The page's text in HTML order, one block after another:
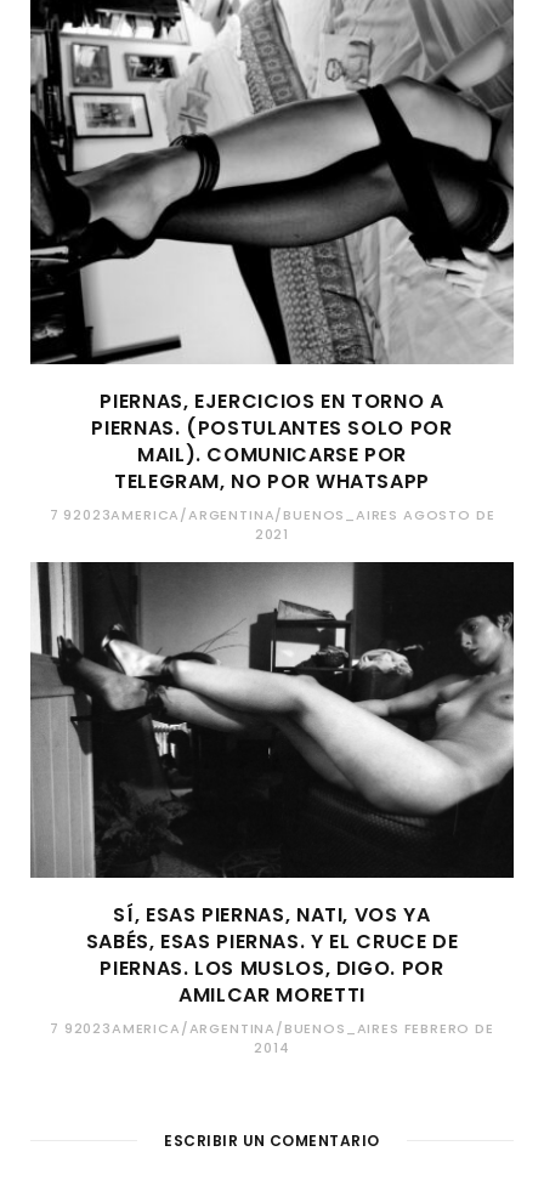
PIERNAS, EJERCICIOS EN TORNO A
PIERNAS. (POSTULANTES SOLO POR
MAIL). COMUNICARSE POR
TELEGRAM, NO POR WHATSAPP
7 92023AMERICA/ARGENTINA/BUENOS_AIRES AGOSTO DE
2021
SÍ, ESAS PIERNAS, NATI, VOS YA
SABÉS, ESAS PIERNAS. Y EL CRUCE DE
PIERNAS. LOS MUSLOS, DIGO. POR
AMILCAR MORETTI
7 92023AMERICA/ARGENTINA/BUENOS_AIRES FEBRERO DE
2014
ESCRIBIR UN COMENTARIO